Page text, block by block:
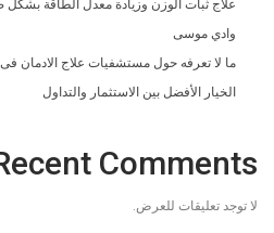
علاج ثبات الوزن وزيادة معدل الطاقة بشكل
وادي موسى
ما لا تعرفه حول مستشفيات علاج الادمان
الخيار الأفضل بين الاستثمار والتداول
Comments
لا توجد تعليقات للعرض.